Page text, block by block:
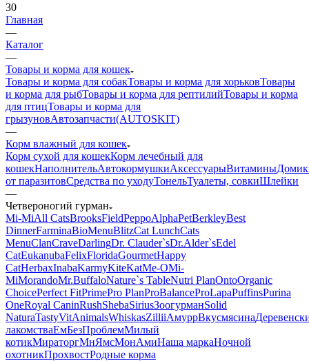
30
Главная
—
Каталог
—
Товары и корма для кошек
Товары и корма для собакТовары и корма для хорьковТовары
и корма для рыбТовары и корма для рептилийТовары и корма
для птицТовары и корма для
грызуновАвтозапчасти(AUTOSKIT)
—
Корм влажный для кошек
Корм сухой для кошекКорм лечебный для
кошекНаполнительАвтокормушкиАксессуарыВитамины
от паразитовСредства по уходуТонельТуалеты, совкиШлейки
—
Четвероногий гурман
Mi-МiAll CatsBrooksFieldPeppoAlphaPetBerkleyBest
DinnerFarminaBioMenuBlitzCat LunchCats
MenuClanCraveDarlingDr. Clauder`sDr.Alder`sEdel
CatEukanubaFelixFloridaGourmetHappy
CatHerbaxInabaKarmyKiteKatMe-OMi-
МiMorandoMr.BuffaloNature`s TableNutri PlanOntoOrganic
СhoicePerfect FitPrimePro PlanProBalanceProLapaPuffinsPurina
OneRoyal CaninRushShebaSiriusЗоогурманSolid
NaturaTastyVitAnimalsWhiskasZilliiАмуррВкусмясина
лакомстваЕмБезПроблемМилый
котикМираторгМнЯмсМонАмиНаша маркаНочной
охотникПрохвостРодные корма